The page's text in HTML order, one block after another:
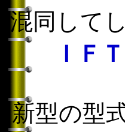
混同して
ＩＦＴ
新型の型